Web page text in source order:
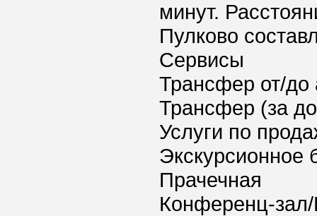
минут.
Пулково
Сервисы
Трансфер от/до
Трансфер (за
Услуги по
Экскурсионное
Прачечная
Конференц-